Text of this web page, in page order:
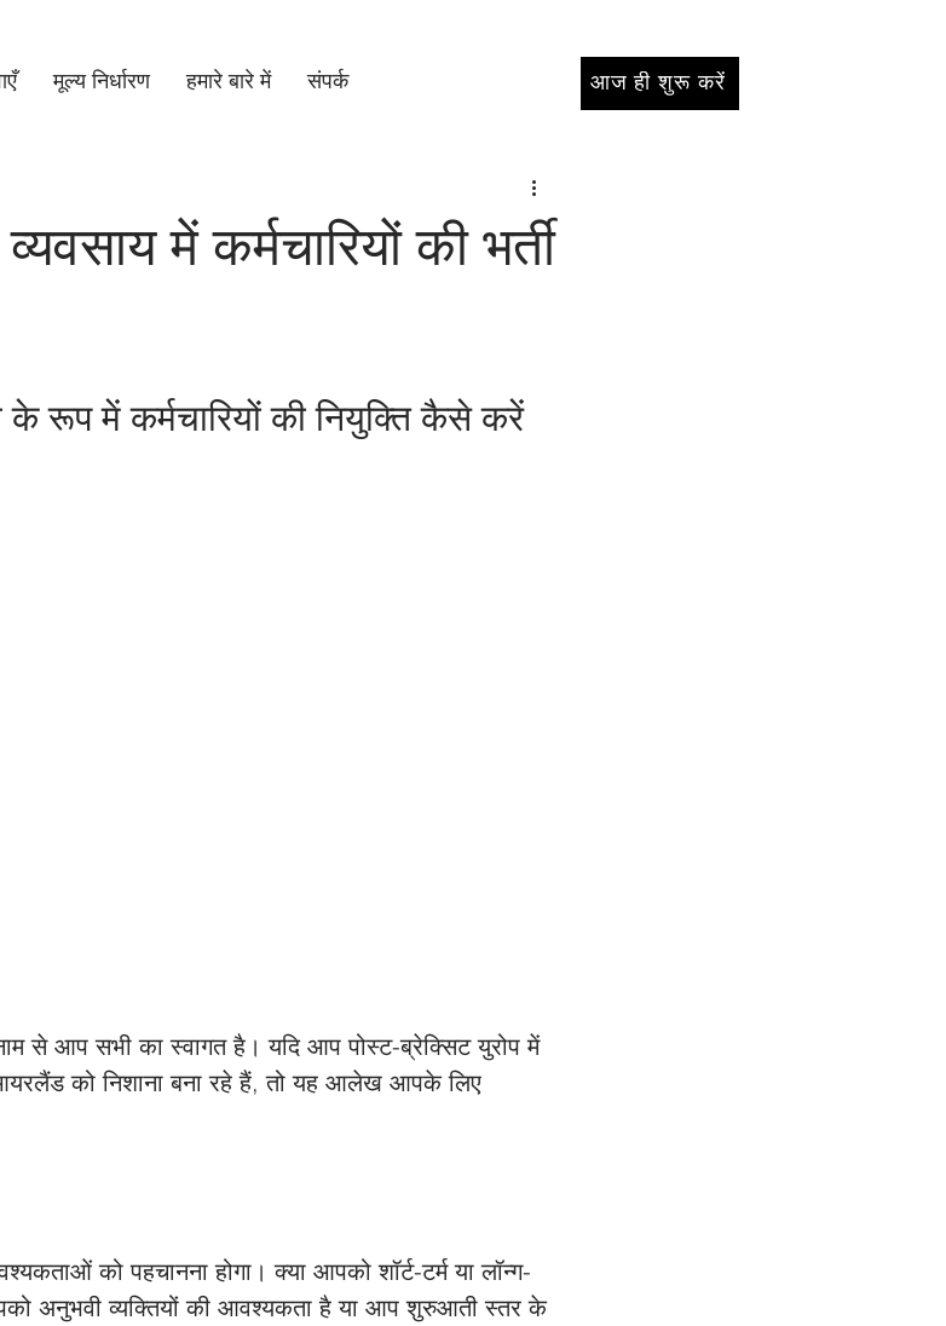
मूल्य निर्धारण​ हमारे बारे में संपर्क आज ही शुरू करें
में कर्मचारियों की भर्ती
रूप में कर्मचारियों की नियुक्ति कैसे करें
से आप सभी का स्वागत है। यदि आप पोस्ट-ब्रेक्सिट युरोप में
को निशाना बना रहे हैं, तो यह आलेख आपके लिए
को पहचानना होगा। क्या आपको शॉर्ट-टर्म या लॉन्ग-
अनुभवी व्यक्तियों की आवश्यकता है या आप शुरुआती स्तर के